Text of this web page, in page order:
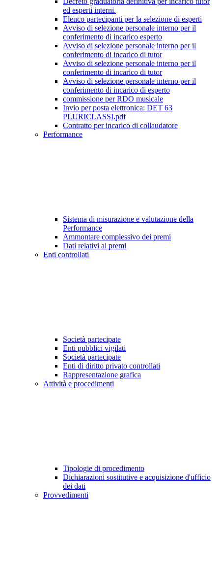
ed esperti interni.
Elenco partecipanti per la selezione di esperti
Avviso di selezione personale interno per il
conferimento di incarico esperto
Avviso di selezione personale interno per il
conferimento di incarico di tutor
Avviso di selezione personale interno per il
conferimento di incarico di tutor
Avviso di selezione personale interno per il
conferimento di incarico di esperto
commissione per RDO musicale
Invio per posta elettronica: DET 63
PLURICLASSI.pdf
Contratto per incarico di collaudatore
Performance
Sistema di misurazione e valutazione della
Performance
Ammontare complessivo dei premi
Dati relativi ai premi
Enti controllati
Società partecipate
Enti pubblici vigilati
Società partecipate
Enti di diritto privato controllati
Rappresentazione grafica
Attività e procedimenti
Tipologie di procedimento
Dichiarazioni sostitutive e acquisizione d'ufficio
dei dati
Provvedimenti